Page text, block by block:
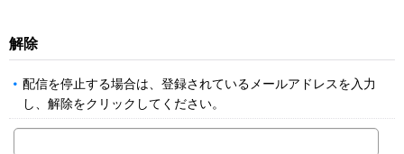
解除
配信を停止する場合は、登録されているメールアドレスを入力
し、解除をクリックしてください。